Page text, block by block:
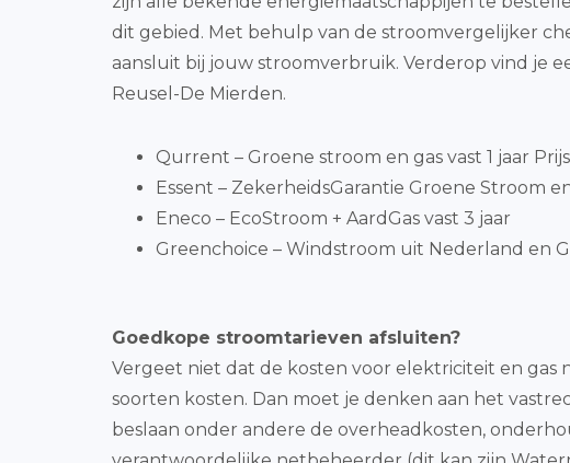
dit gebied. Met behulp van de stroomvergelijker
aansluit bij jouw stroomverbruik. Verderop vind je
Reusel-De Mierden.
Qurrent – Groene stroom en gas vast 1 jaar
Essent – ZekerheidsGarantie Groene Stroom en
Eneco – EcoStroom + AardGas vast 3 jaar
Greenchoice – Windstroom uit Nederland en
Goedkope stroomtarieven afsluiten?
Vergeet niet dat de kosten voor elektriciteit en
soorten kosten. Dan moet je denken aan het
beslaan onder andere de overheadkosten,